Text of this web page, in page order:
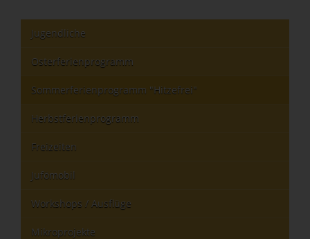
Jugendliche
Osterferienprogramm
Sommerferienprogramm "Hitzefrei"
Herbstferienprogramm
Freizeiten
Jufömobil
Workshops / Ausflüge
Mikroprojekte